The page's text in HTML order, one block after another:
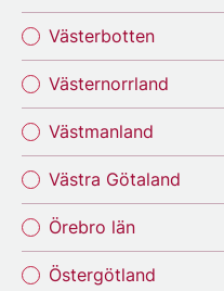
Västerbotten
Västernorrland
Västmanland
Västra Götaland
Örebro län
Östergötland